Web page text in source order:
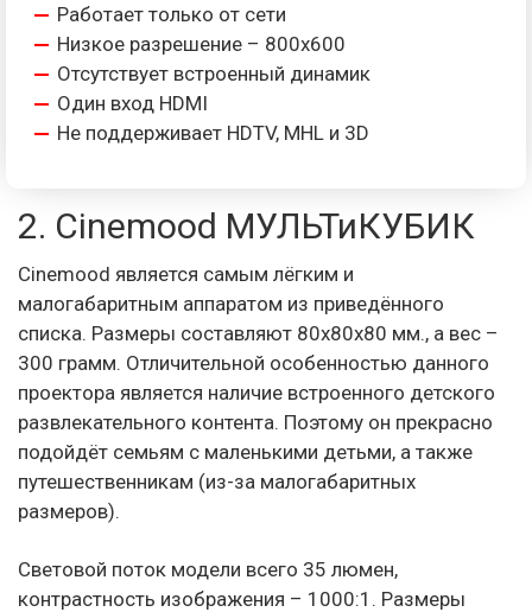
Работает только от сети
Низкое разрешение – 800х600
Отсутствует встроенный динамик
Один вход HDMI
Не поддерживает HDTV, MHL и 3D
2. Cinemood МУЛЬТиКУБИК
Cinemood является самым лёгким и
малогабаритным аппаратом из приведённого
списка. Размеры составляют 80х80х80 мм., а вес –
300 грамм. Отличительной особенностью данного
проектора является наличие встроенного детского
развлекательного контента. Поэтому он прекрасно
подойдёт семьям с маленькими детьми, а также
путешественникам (из-за малогабаритных
размеров).
Световой поток модели всего 35 люмен,
контрастность изображения – 1000:1. Размеры